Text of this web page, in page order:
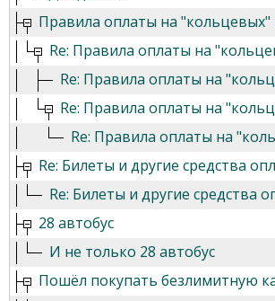
Правила оплаты на "кольцевых"
Re: Правила оплаты на
Re: Правила оплаты на
Re: Правила оплаты на
Re: Правила оплаты на
Re: Билеты и другие средства
Re: Билеты и другие средства
28 автобус
И не только 28 автобус
Пошёл покупать безлимитную